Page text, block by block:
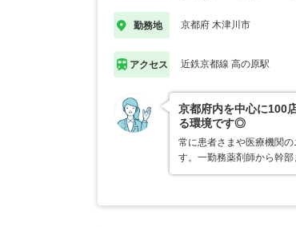
勤務地 京都府 木津川市
アクセス 近鉄京都線 高の原駅
京都府内を中心に100
る環境です◎
常に患者さまや医療機関
す。一勤務薬剤師から幹